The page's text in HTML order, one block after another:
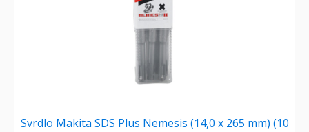
Svrdlo Makita SDS Plus Nemesis (14,0 x 265 mm) (10